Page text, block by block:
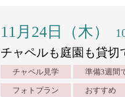
11月24日（木）
チャペルも庭園も貸切
チャペル見学 準備3週間
フォトプラン おすすめ